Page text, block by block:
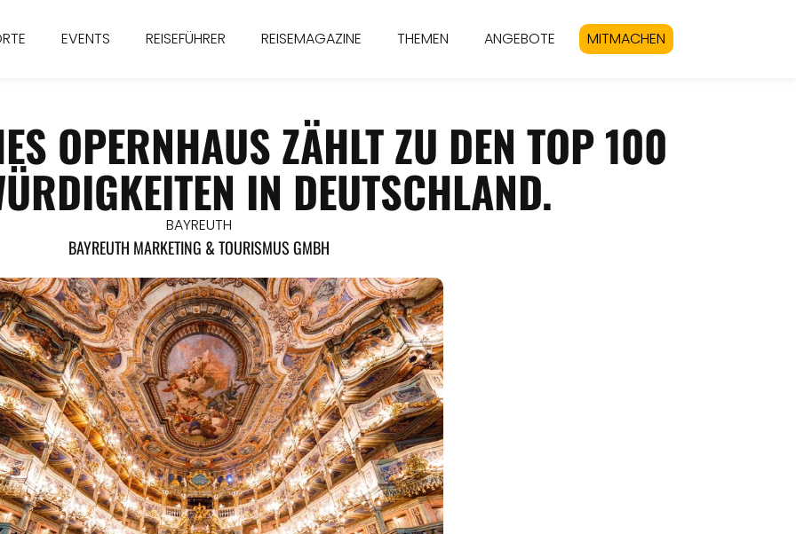
EVENTS REISEFÜHRER REISEMAGAZINE THEMEN ANGEBOTE MITMACHEN
OPERNHAUS ZÄHLT ZU DEN TOP 100
IN DEUTSCHLAND.
BAYREUTH
BAYREUTH MARKETING & TOURISMUS GMBH